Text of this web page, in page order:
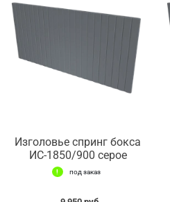
Изголовье спринг бокса
ИС-1850/900 серое
под заказ